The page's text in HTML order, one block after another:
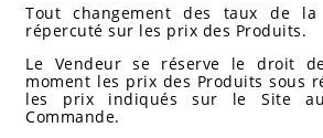
Tout changement des taux de
répercuté sur les prix des Produits.
Le Vendeur se réserve le droit
moment les prix des Produits sous
les prix indiqués sur le Site
Commande.